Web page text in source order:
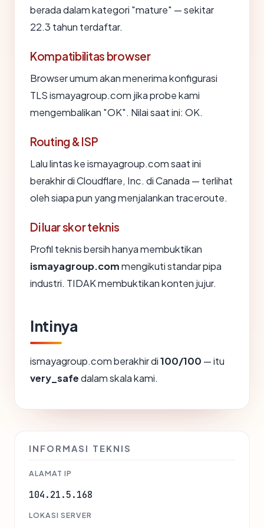
berada dalam kategori "mature" — sekitar
22.3 tahun terdaftar.
Kompatibilitas browser
Browser umum akan menerima konfigurasi
TLS ismayagroup.com jika probe kami
mengembalikan "OK". Nilai saat ini: OK.
Routing & ISP
Lalu lintas ke ismayagroup.com saat ini
berakhir di Cloudflare, Inc. di Canada — terlihat
oleh siapa pun yang menjalankan traceroute.
Di luar skor teknis
Profil teknis bersih hanya membuktikan
ismayagroup.commengikuti standar pipa
industri. TIDAK membuktikan konten jujur.
Intinya
ismayagroup.com berakhir di100/100 — itu
very_safedalam skala kami.
INFORMASI TEKNIS
ALAMAT IP
104.21.5.168
LOKASI SERVER